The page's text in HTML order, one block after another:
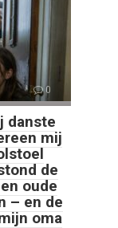
0
danste
mij
de
oude
– en de
oma